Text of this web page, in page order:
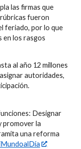
las firmas que
fueron
feriado, por lo que
en los rasgos
al año 12 millones
autoridades,
Designar
promover la
una reforma